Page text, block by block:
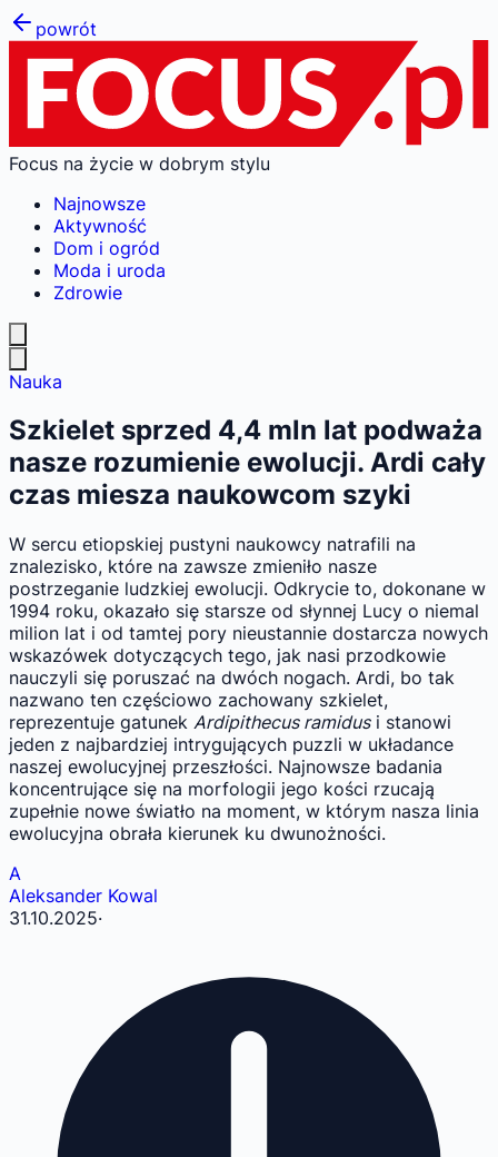
powrót
Focus na życie w dobrym stylu
Najnowsze
Aktywność
Dom i ogród
Moda i uroda
Zdrowie
Nauka
Szkielet sprzed 4,4 mln lat podważa
nasze rozumienie ewolucji. Ardi cały
czas miesza naukowcom szyki
W sercu etiopskiej pustyni naukowcy natrafili na
znalezisko, które na zawsze zmieniło nasze
postrzeganie ludzkiej ewolucji. Odkrycie to, dokonane w
1994 roku, okazało się starsze od słynnej Lucy o niemal
milion lat i od tamtej pory nieustannie dostarcza nowych
wskazówek dotyczących tego, jak nasi przodkowie
nauczyli się poruszać na dwóch nogach. Ardi, bo tak
nazwano ten częściowo zachowany szkielet,
reprezentuje gatunek Ardipithecus ramidusi stanowi
jeden z najbardziej intrygujących puzzli w układance
naszej ewolucyjnej przeszłości. Najnowsze badania
koncentrujące się na morfologii jego kości rzucają
zupełnie nowe światło na moment, w którym nasza linia
ewolucyjna obrała kierunek ku dwunożności.
A
Aleksander Kowal
31.10.2025·